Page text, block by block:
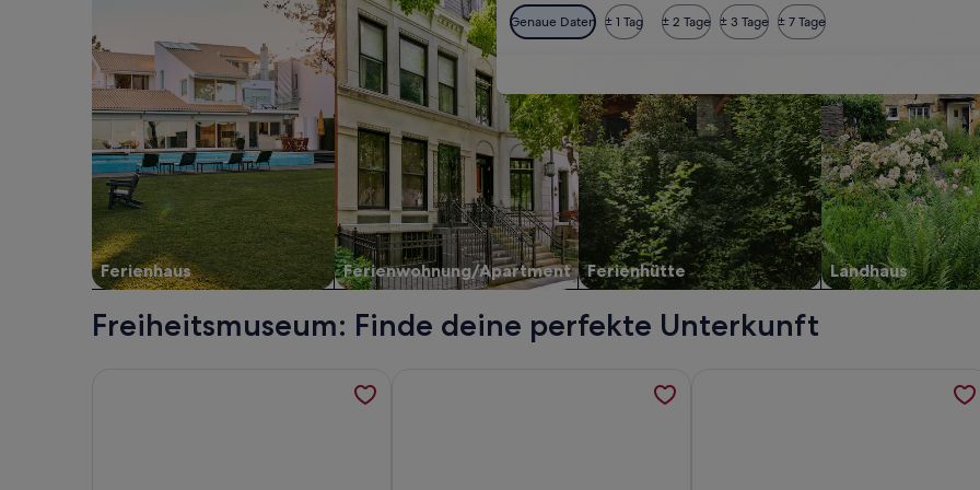
Genaue Daten ± 1 Tag ± 2 Tage ± 3 Tage ± 7 Tage
Ferienhaus Ferienwohnung/Apartment Ferienhütte Landhaus
Freiheitsmuseum: Finde deine perfekte Unterkunft